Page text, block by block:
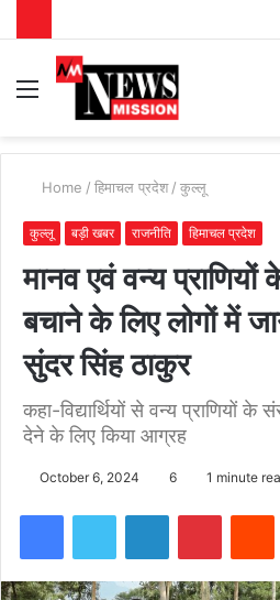
Menu
Home / हिमाचल प्रदेश / कुल्लू
कुल्लू बड़ी खबर राजनीति हिमाचल प्रदेश
मानव एवं वन्य
बचाने के लिए लोगों में
सुंदर सिंह ठाकुर
कहा-विद्यार्थियों से वन्य प्राणियों के
देने के लिए किया आग्रह
October 6, 2024 6 1 minute